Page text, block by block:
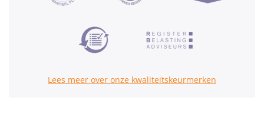
Lees meer over onze kwaliteitskeurmerken